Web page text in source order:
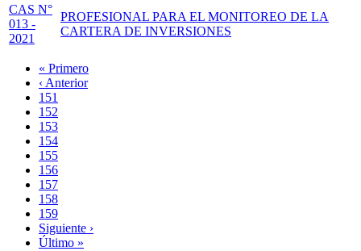
CAS N°
013 -
2021
PROFESIONAL PARA EL MONITOREO DE LA
CARTERA DE INVERSIONES
Paginación
Primera
página
« Primero
Página
anterior
‹ Anterior
Page
151
Page
152
Page
153
Page
154
Page
155
Page
156
Página
actual
157
Page
158
Page
159
Siguiente
página
Siguiente ›
Última
Último »